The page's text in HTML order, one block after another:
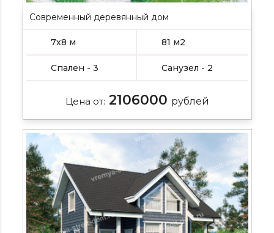
Современный деревянный дом
7х8 м 81 м2
Спален - 3 Санузел - 2
Цена от: 2106000 рублей